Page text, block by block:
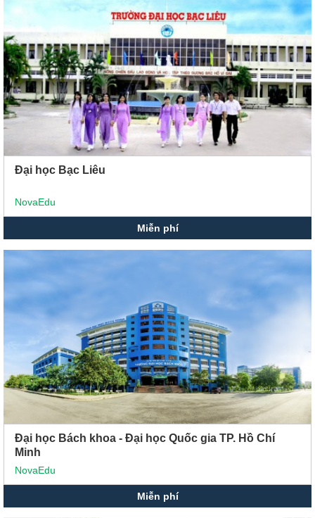
Xu hướng ngành nghề
Hỗ trợ
$ Nạp tiền
Đại học Bạc Liêu
NovaEdu
Miễn phí
Đại học Bách khoa - Đại học Quốc gia TP. Hồ Chí
Minh
NovaEdu
Miễn phí